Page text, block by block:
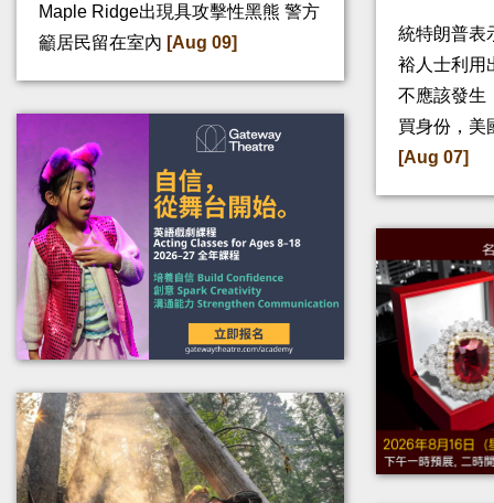
Maple Ridge出現具攻擊性黑熊 警方
籲居民留在室內 [Aug 09]
統特朗普表
裕人士利用
不應該發生
買身份，美
[Aug 07]